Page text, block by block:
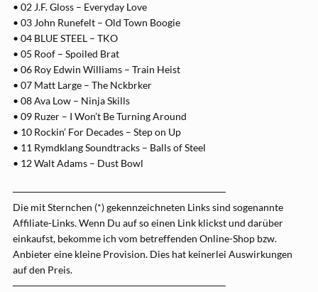
• 02 J.F. Gloss – Everyday Love
• 03 John Runefelt – Old Town Boogie
• 04 BLUE STEEL – TKO
• 05 Roof – Spoiled Brat
• 06 Roy Edwin Williams – Train Heist
• 07 Matt Large – The Nckbrker
• 08 Ava Low – Ninja Skills
• 09 Ruzer – I Won’t Be Turning Around
• 10 Rockin’ For Decades – Step on Up
• 11 Rymdklang Soundtracks – Balls of Steel
• 12 Walt Adams – Dust Bowl
──────────────────────────────
Die mit Sternchen (*) gekennzeichneten Links sind sogenannte
Affiliate-Links. Wenn Du auf so einen Link klickst und darüber
einkaufst, bekomme ich vom betreffenden Online-Shop bzw.
Anbieter eine kleine Provision. Dies hat keinerlei Auswirkungen
auf den Preis.
──────────────────────────────